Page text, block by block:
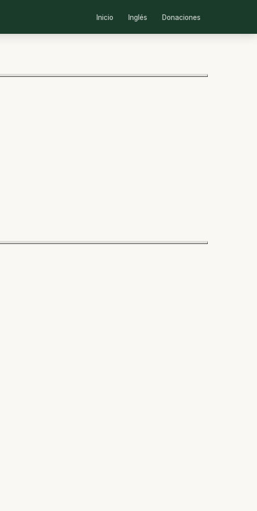
Inicio Inglés Donaciones